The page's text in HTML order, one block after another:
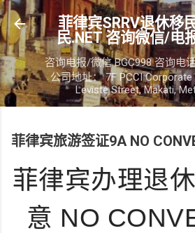
跳至主要内容
菲律宾SRRV退休移
民.NET 咨询微信/电
咨询电报/微信 BGC998 咨询电
公司地址： 7F PCCI Corporate
Leviste Street, Makati,
菲律宾旅游签证9A NO
菲律宾办理退
意 NO